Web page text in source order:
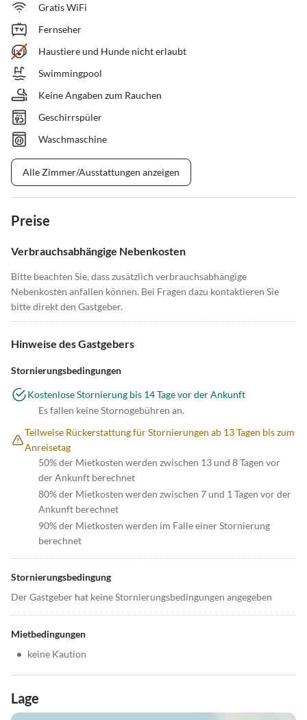
Gratis WiFi
Fernseher
Haustiere und Hunde nicht erlaubt
Swimmingpool
Keine Angaben zum Rauchen
Geschirrspüler
Waschmaschine
Alle Zimmer/Ausstattungen anzeigen
Preise
Verbrauchsabhängige Nebenkosten
Bitte beachten Sie, dass zusätzlich verbrauchsabhängige
Nebenkosten anfallen können. Bei Fragen dazu kontaktieren Sie
bitte direkt den Gastgeber.
Hinweise des Gastgebers
Stornierungsbedingungen
Kostenlose Stornierung bis 14 Tage vor der Ankunft
Es fallen keine Stornogebühren an.
Teilweise Rückerstattung für Stornierungen ab 13 Tagen bis zum
Anreisetag
50% der Mietkosten werden zwischen 13 und 8 Tagen vor
der Ankunft berechnet
80% der Mietkosten werden zwischen 7 und 1 Tagen vor der
Ankunft berechnet
90% der Mietkosten werden im Falle einer Stornierung
berechnet
Stornierungsbedingung
Der Gastgeber hat keine Stornierungsbedingungen angegeben
Mietbedingungen
• keine Kaution
Lage